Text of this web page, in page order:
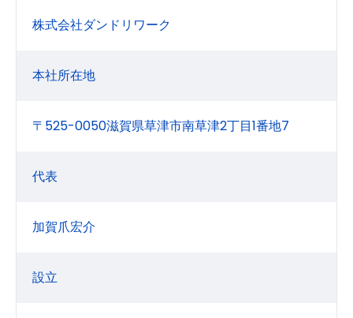
株式会社ダンドリワーク
本社所在地
〒525-0050滋賀県草津市南草津2丁目1番地7
代表
加賀爪宏介
設立